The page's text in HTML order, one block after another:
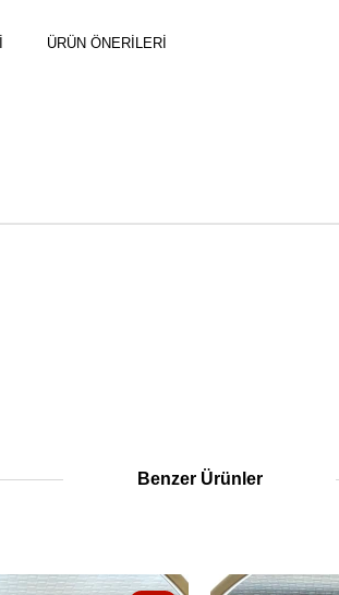
ÜRÜN ÖNERILERI
Benzer Ürünler